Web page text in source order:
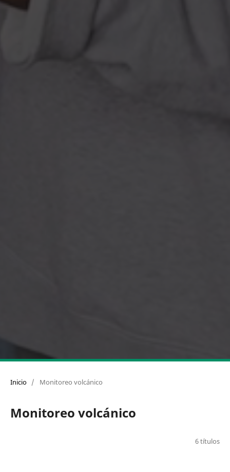
Inicio / Monitoreo volcánico
Monitoreo volcánico
6 títulos